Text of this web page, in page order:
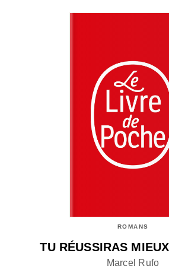
ROMANS
TU RÉUSSIRAS
Marcel Rufo